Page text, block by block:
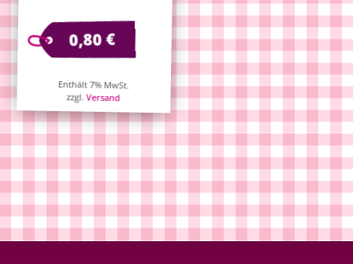
0,80€
Enthält 7% MwSt.
zzgl.Versand